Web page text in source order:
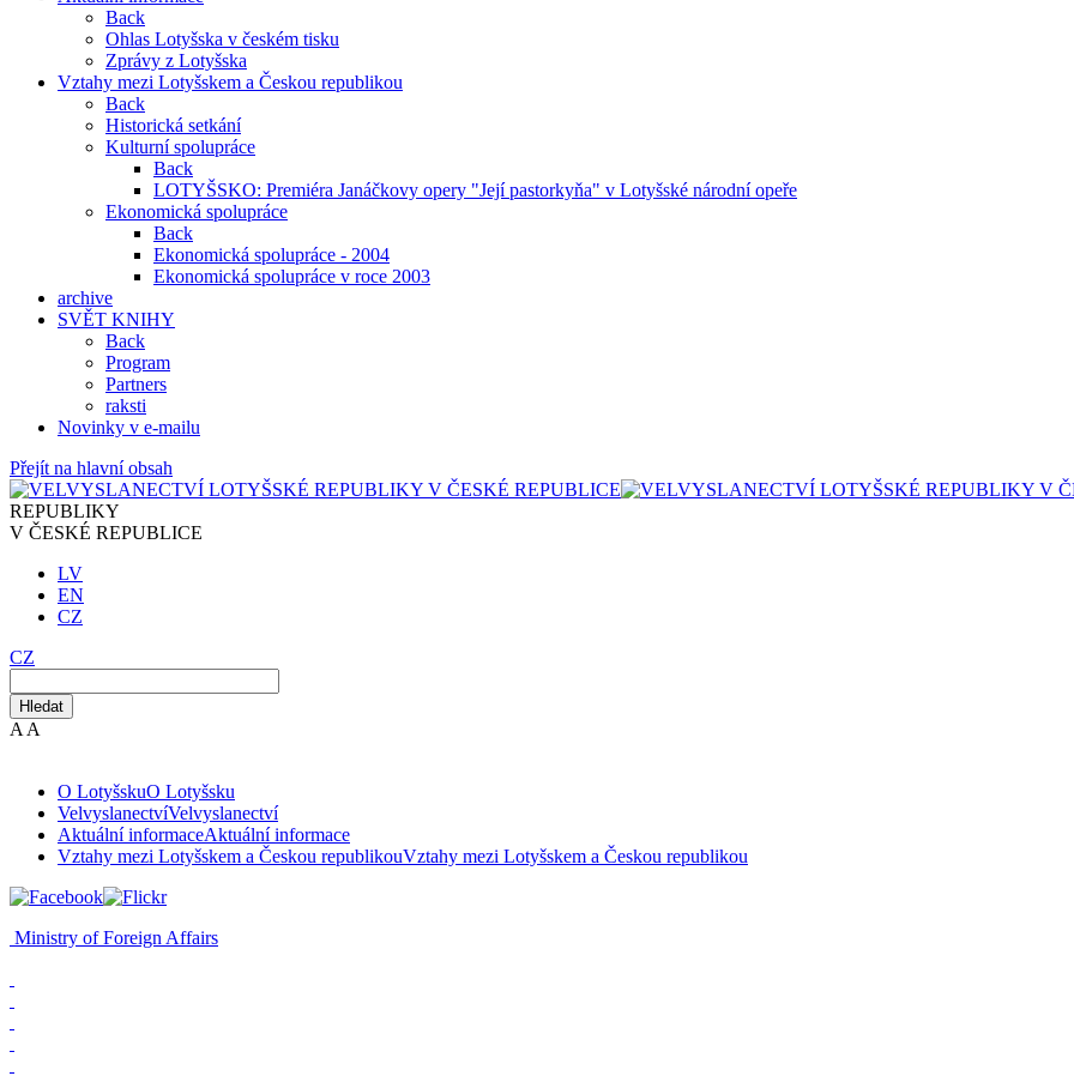
Back
Ohlas Lotyšska v českém tisku
Zprávy z Lotyšska
Vztahy mezi Lotyšskem a Českou republikou
Back
Historická setkání
Kulturní spolupráce
Back
LOTYŠSKO: Premiéra Janáčkovy opery "Její pastorkyňa" v Lotyšské národní opeře
Ekonomická spolupráce
Back
Ekonomická spolupráce - 2004
Ekonomická spolupráce v roce 2003
archive
SVĚT KNIHY
Back
Program
Partners
raksti
Novinky v e-mailu
Přejít na hlavní obsah
REPUBLIKY
V ČESKÉ REPUBLICE
LV
EN
CZ
CZ
Hledat
A A
O LotyšskuO Lotyšsku
VelvyslanectvíVelvyslanectví
Aktuální informaceAktuální informace
Vztahy mezi Lotyšskem a Českou republikouVztahy mezi Lotyšskem a Českou republikou
Ministry of Foreign Affairs